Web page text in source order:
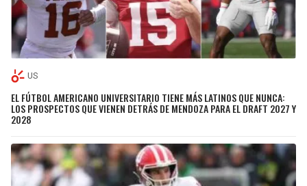
US
EL FÚTBOL AMERICANO UNIVERSITARIO TIENE MÁS LATINOS QUE NUNCA:
LOS PROSPECTOS QUE VIENEN DETRÁS DE MENDOZA PARA EL DRAFT 2027 Y
2028